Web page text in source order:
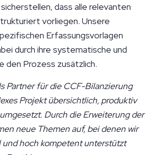
dass alle relevanten
vorliegen. Unsere
Erfassungsvorlagen
durch ihre systematische und
den Prozess zusätzlich.
Partner für die CCF-Bilanzierung
Projekt übersichtlich, produktiv
Durch die Erweiterung der
neue Themen auf, bei denen wir
und hoch kompetent unterstützt